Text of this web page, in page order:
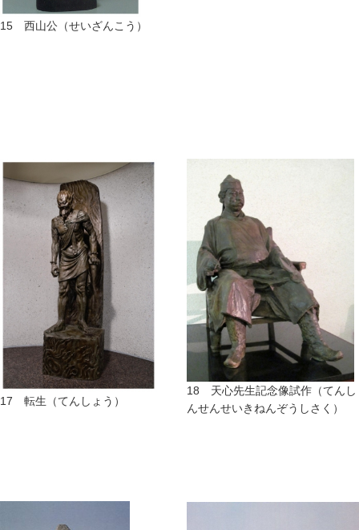
15 西山公（せいざんこう）
17 転生（てんしょう）
18 天心先生記念像試作（てんし
んせんせいきねんぞうしさく）